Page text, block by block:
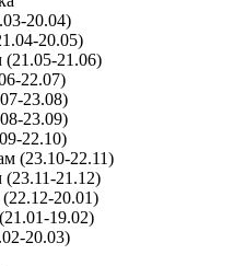
20.04)
20.05)
21.06)
22.07)
23.08)
23.09)
22.10)
(23.10-22.11)
21.12)
20.01)
19.02)
20.03)